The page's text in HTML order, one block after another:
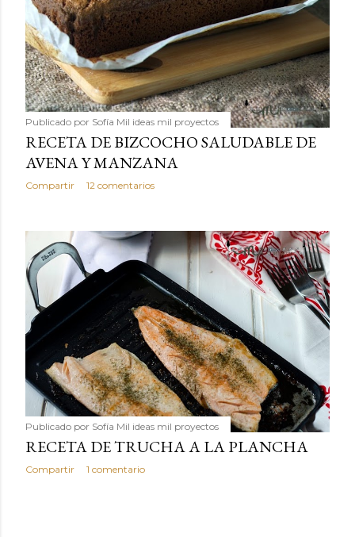
Publicado por Sofía Mil ideas mil proyectos
RECETA DE BIZCOCHO SALUDABLE DE
AVENA Y MANZANA
Compartir 12 comentarios
Publicado por Sofía Mil ideas mil proyectos
RECETA DE TRUCHA A LA PLANCHA
Compartir 1 comentario